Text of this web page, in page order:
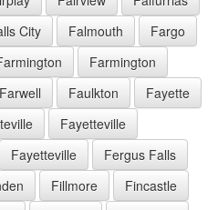
City Falmouth
Fargo
Farmington
Farwell Faulkton
Fayette
Fayetteville
Fayetteville
Fergus Falls
Fillmore
Fincastle